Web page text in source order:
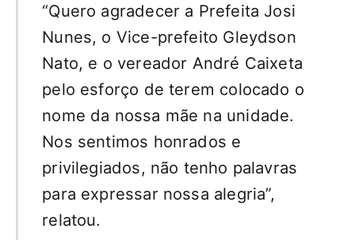
“Quero agradecer a Prefeita Josi
Nunes, o Vice-prefeito Gleydson
Nato, e o vereador André Caixeta
pelo esforço de terem colocado o
nome da nossa mãe na unidade.
Nos sentimos honrados e
privilegiados, não tenho palavras
para expressar nossa alegria”,
relatou.